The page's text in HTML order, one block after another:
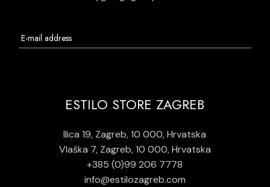
ESTILO STORE ZAGREB
Ilica 19, Zagreb, 10 000, Hrvatska
Vlaška 7, Zagreb, 10 000, Hrvatska
+385 (0)99 206 7778
info@estilozagreb.com